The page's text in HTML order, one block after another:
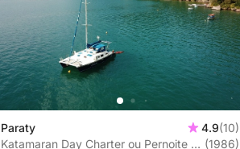
Paraty 4.9(10)
Katamaran Day Charter ou Pernoite no
(1986)